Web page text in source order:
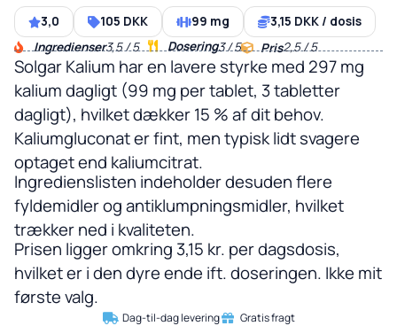
3,0 105 DKK 99 mg
3,15 DKK / dosis
Ingredienser3,5 / 5 Dosering3 / 5 Pris2,5 / 5
Solgar Kalium har en lavere styrke med 297 mg
kalium dagligt (99 mg per tablet, 3 tabletter
dagligt), hvilket dækker 15 % af dit behov.
Kaliumgluconat er fint, men typisk lidt svagere
optaget end kaliumcitrat.
Ingredienslisten indeholder desuden flere
fyldemidler og antiklumpningsmidler, hvilket
trækker ned i kvaliteten.
Prisen ligger omkring 3,15 kr. per dagsdosis,
hvilket er i den dyre ende ift. doseringen. Ikke mit
første valg.
Dag-til-dag levering Gratis fragt